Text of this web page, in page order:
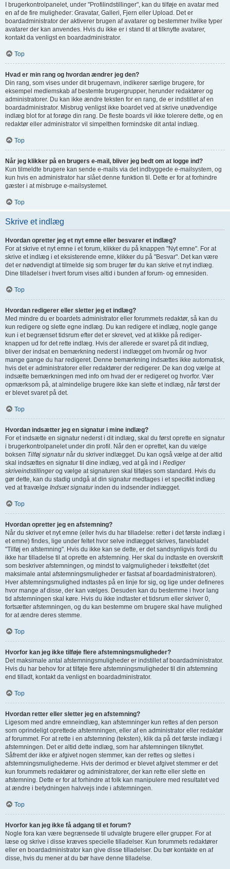
I brugerkontrolpanelet, under "Profilindstillinger", kan du tilføje en avatar med
en af de fire muligheder: Gravatar, Galleri, Fjern eller Upload. Det er
boardadministrator der aktiverer brugen af avatarer og bestemmer hvilke typer
avatarer der kan anvendes. Hvis du ikke er i stand til at tilknytte avatarer,
kontakt da venligst en boardadministrator.
Top
Hvad er min rang og hvordan ændrer jeg den?
Din rang, som vises under dit brugernavn, indikerer særlige brugere, for
eksempel medlemskab af bestemte brugergrupper, herunder redaktører og
administratorer. Du kan ikke ændre teksten for en rang, de er indstillet af en
boardadministrator. Misbrug venligst ikke boardet ved at skrive unødvendige
indlæg blot for at forøge din rang. De fleste boards vil ikke tolerere dette, og en
redaktør eller administrator vil simpelthen formindske dit antal indlæg.
Top
Når jeg klikker på en brugers e-mail, bliver jeg bedt om at logge ind?
Kun tilmeldte brugere kan sende e-mails via det indbyggede e-mailsystem, og
kun hvis en administrator har slået denne funktion til. Dette er for at forhindre
gæster i at misbruge e-mailsystemet.
Top
Skrive et indlæg
Hvordan opretter jeg et nyt emne eller besvarer et indlæg?
For at skrive et nyt emne i et forum, klikker du på knappen "Nyt emne". For at
skrive et indlæg i et eksisterende emne, klikker du på "Besvar". Det kan være
det er nødvendigt at tilmelde sig som bruger før du kan skrive et nyt indlæg.
Dine tilladelser i hvert forum vises altid i bunden af forum- og emnesiden.
Top
Hvordan redigerer eller sletter jeg et indlæg?
Med mindre du er boardets administrator eller forummets redaktør, så kan du
kun redigere og slette egne indlæg. Du kan redigere et indlæg, nogle gange
kun i et begrænset tidsrum efter det er skrevet, ved at klikke på rediger-
knappen ud for det rette indlæg. Hvis der allerede er svaret på dit indlæg,
bliver der indsat en bemærkning nederst i indlægget om hvornår og hvor
mange gange du har redigeret. Denne bemærkning indsættes ikke automatisk,
hvis det er administratorer eller redaktører der redigerer. De kan dog vælge at
indsætte bemærkningen med info om hvad der er redigeret og hvorfor. Vær
opmærksom på, at almindelige brugere ikke kan slette et indlæg, når først der
er blevet svaret på det.
Top
Hvordan indsætter jeg en signatur i mine indlæg?
For et indsætte en signatur nederst i dit indlæg, skal du først oprette en signatur
i brugerkontrolpanelet under din profil. Når den er oprettet, kan du vælge
boksen Tilføj signaturnår du skriver indlægget. Du kan også vælge at der altid
skal indsættes en signatur til dine indlæg, ved at gå ind i Rediger
skriveindstillingerog vælge at signaturen skal tilføjes som standard. Hvis du
gør dette, kan du stadig undgå at din signatur medtages i et specifikt indlæg
ved at fravælge Indsæt signaturinden du indsender indlægget.
Top
Hvordan opretter jeg en afstemning?
Når du skriver et nyt emne (eller hvis du har tilladelse: retter i det første indlæg i
et emne) findes, lige under feltet hvor selve indlægget skrives, fanebladet
"Tilføj en afstemning". Hvis du ikke kan se dette, er det sandsynligvis fordi du
ikke har tilladelse til at oprette en afstemning. Her skal du indtaste en overskrift
som beskriver afstemningen, og mindst to valgmuligheder i tekstfeltet (det
maksimale antal afstemningsmuligheder er fastsat af boardadministratoren).
Hver afstemningsmulighed indtastes på en linje for sig, og lige under defineres
hvor mange af disse, der kan vælges. Desuden kan du bestemme i hvor lang
tid afstemningen skal køre. Hvis du ikke indtaster et tidsrum eller skriver 0,
fortsætter afstemningen, og du kan bestemme om brugere skal have mulighed
for at ændre deres stemme.
Top
Hvorfor kan jeg ikke tilføje flere afstemningsmuligheder?
Det maksimale antal afstemningsmuligheder er indstillet af boardadministrator.
Hvis du har behov for at tilføje flere afstemningsmuligheder til din afstemning
end tilladt, kontakt da venligst en boardadministrator.
Top
Hvordan retter eller sletter jeg en afstemning?
Ligesom med andre emneindlæg, kan afstemninger kun rettes af den person
som oprindeligt oprettede afstemningen, eller af en administrator eller redaktør
af forummet. For at rette i en afstemning (teksten), klik da på det første indlæg i
afstemningen. Det er altid dette indlæg, som har afstemningen tilknyttet.
Såfremt der ikke er afgivet nogen stemmer, kan der rettes og slettes i
afstemningsmulighederne. Hvis der derimod er blevet afgivet stemmer er det
kun forummets redaktører og administratorer, der kan rette eller slette en
afstemning. Dette er for at forhindre at folk kan manipulere med resultatet ved
at ændre i betydningen halvvejs inde i afstemningen.
Top
Hvorfor kan jeg ikke få adgang til et forum?
Nogle fora kan være begrænsede til udvalgte brugere eller grupper. For at
læse og skrive i disse kræves specielle tilladelser. Kun forummets redaktører
eller en boardadministrator kan give disse tilladelser. Du bør kontakte en af
disse, hvis du mener at du bør have denne tilladelse.